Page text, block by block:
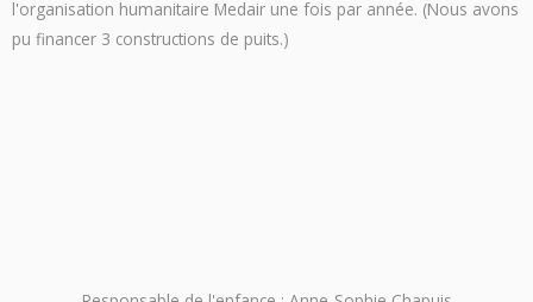
l'organisation humanitaire Medair une fois par année. (Nous avons
pu financer 3 constructions de puits.)